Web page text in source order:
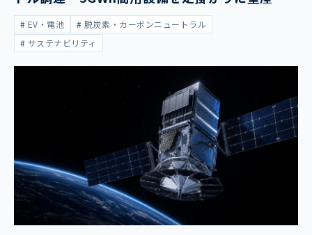
大EV・電池
脱炭素・カーボンニュートラル
サステナビリティ